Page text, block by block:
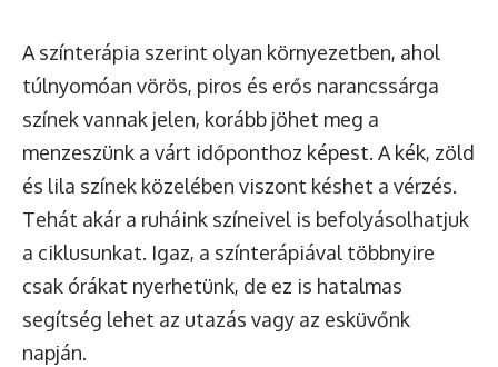
A színterápia szerint olyan környezetben, ahol
túlnyomóan vörös, piros és erős narancssárga
színek vannak jelen, korább jöhet meg a
menzeszünk a várt időponthoz képest. A kék, zöld
és lila színek közelében viszont késhet a vérzés.
Tehát akár a ruháink színeivel is befolyásolhatjuk
a ciklusunkat. Igaz, a színterápiával többnyire
csak órákat nyerhetünk, de ez is hatalmas
segítség lehet az utazás vagy az esküvőnk
napján.